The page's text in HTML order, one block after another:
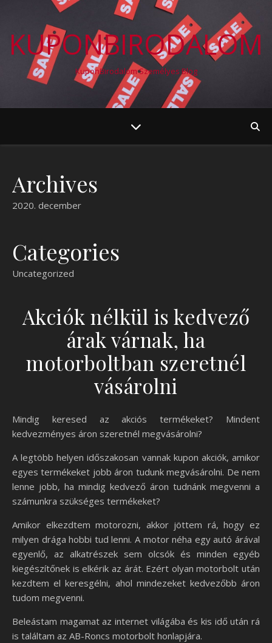
KUPONBIRODALOM
KuponBirodalom Személyes Blog
Archives
2020. december
Categories
Uncategorized
Akciók nélkül is kedvező
árak várnak, ha
motorboltban szeretnél
vásárolni
Mindig keresed az akciós termékeket? Mindent
kedvezményes áron szeretnél megvásárolni?
A legtöbb helyen időszakosan vannak kupon akciók, amikor
egyes termékeket jobb áron tudunk megvásárolni. De nem
lenne jobb, ha mindig kedvező áron tudnánk megvenni a
számunkra szükséges termékeket?
Amikor elkezdtem motorozni, akkor jöttem rá, hogy ez
milyen drága hobbi tud lenni. A motor néha egy autó árával
egyenlő, az alkatrészek sem olcsók és minden egyéb
kiegészítőnek is elkérik az árát. Ezért olyan motorbolt után
kezdtem el keresgélni, ahol mindezeket kedvezőbb áron
tudom megvenni.
Beleástam magamat az internet világába és kis idő után rá
is találtam az AB-Roncs motorbolt honlapjára.